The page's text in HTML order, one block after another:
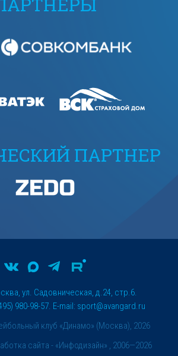
ПАРТНЕР
клуб «Динамо» (Москва), 2026
ул. Садовническая, д.24, стр.6.
980-98-57. E-mail: sport@avangard.ru
сайта - «Инфодизайн» , 2006—2026